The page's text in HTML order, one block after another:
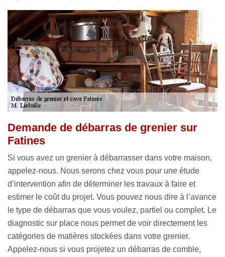
Demande de débarras de grenier sur
Fatines
Si vous avez un grenier à débarrasser dans votre maison,
appelez-nous. Nous serons chez vous pour une étude
d’intervention afin de déterminer les travaux à faire et
estimer le coût du projet. Vous pouvez nous dire à l’avance
le type de débarras que vous voulez, partiel ou complet. Le
diagnostic sur place nous permet de voir directement les
catégories de matières stockées dans votre grenier.
Appelez-nous si vous projetez un débarras de comble,